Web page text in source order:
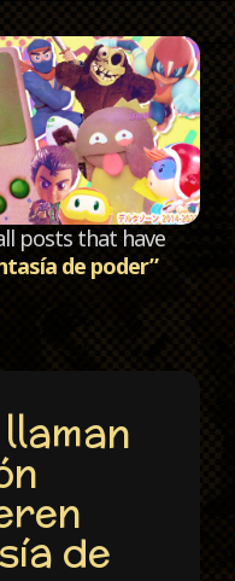
posts that have
de poder”
de